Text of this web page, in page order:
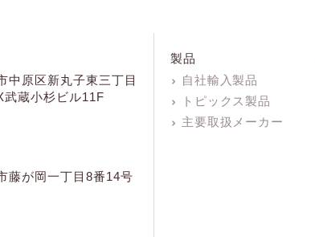
中原区新丸子東三丁目
武蔵小杉ビル11F
藤が岡一丁目8番14号
製品
自社輸入製品
トピックス製品
主要取扱メーカー